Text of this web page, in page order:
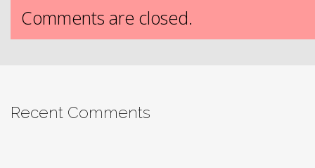
Comments are closed.
Recent Comments